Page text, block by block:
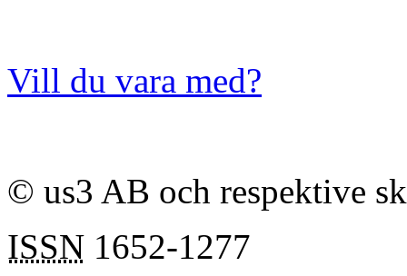
Vill du vara med?
© us3 AB och respektive
ISSN 1652-1277